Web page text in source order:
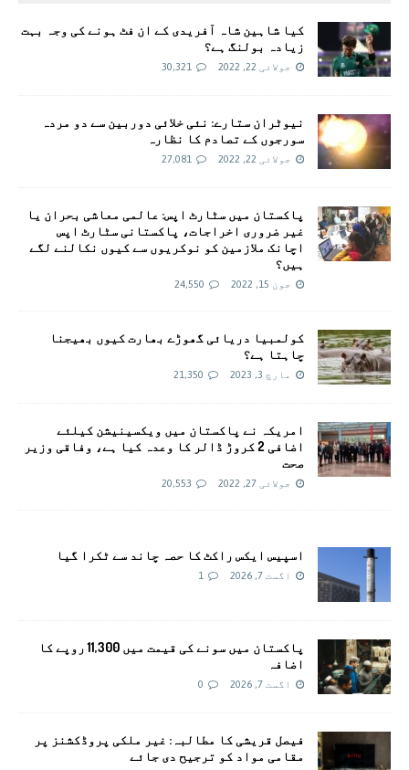
کیا شاہین شاہ آفریدی کے ان فٹ ہونے کی وجہ بہت
زیادہ بولنگ ہے؟
جولائی 22, 2022 30,321
نیوٹران ستارے: نئی خلائی دوربین سے دو مردہ
سورجوں کے تصادم کا نظارہ
جولائی 22, 2022 27,081
پاکستان میں سٹارٹ اپس: عالمی معاشی بحران یا
غیر ضروری اخراجات، پاکستانی سٹارٹ اپس
اچانک ملازمین کو نوکریوں سے کیوں نکالنے لگے
ہیں؟
جون 15, 2022 24,550
کولمبیا دریائی گھوڑے بھارت کیوں بھیجنا
چاہتا ہے؟
مارچ 3, 2023 21,350
امريکہ نے پاکستان میں ویکسینیشن کیلئے
اضافی 2 کروڑ ڈالر کا وعدہ کیا ہے، وفاقی وزیر
صحت
جولائی 27, 2022 20,553
اسپیس ایکس راکٹ کا حصہ چاند سے ٹکرا گیا
اگست 7, 2026 1
پاکستان میں سونے کی قیمت میں 11,300 روپے کا
اضافہ
اگست 7, 2026 0
فیصل قریشی کا مطالبہ: غیر ملکی پروڈکشنز پر
مقامی مواد کو ترجیح دی جائے